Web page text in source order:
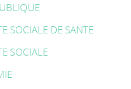
SOCIALE DE SANTE
SOCIALE